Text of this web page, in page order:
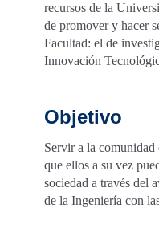
recursos de la
de promover y hacer
Facultad: el de
Innovación
Objetivo
Servir a la comunidad
que ellos a su vez
sociedad a través del
de la Ingeniería con